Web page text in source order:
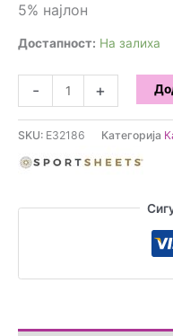
5% најлон
Достапност: На залиха
-
Sportsheets
-
SAFFRON
Плетен
камшик
+
SKU: E32186 Категорија